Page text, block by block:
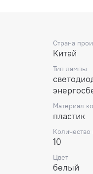
помещениях
цветов.
который
поток
и
Страна
Китай
Тип лампы
Материал
пластик
10
Цвет
белый